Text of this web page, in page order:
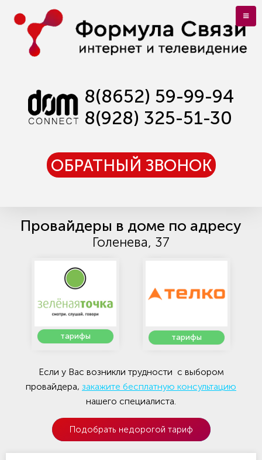
8(8652) 59-99-94
8(928) 325-51-30
ОБРАТНЫЙ ЗВОНОК
Провайдеры в доме по адресу
Голенева, 37
тарифы тарифы
Если у Вас возникли трудности с выбором
провайдера, закажите бесплатную консультацию
нашего специалиста.
Подобрать недорогой тариф